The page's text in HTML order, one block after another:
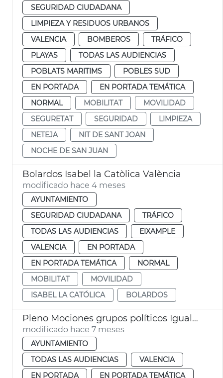
SEGURIDAD CIUDADANA
LIMPIEZA Y RESIDUOS URBANOS
VALENCIA
BOMBEROS
TRÁFICO
PLAYAS
TODAS LAS AUDIENCIAS
POBLATS MARITIMS
POBLES SUD
EN PORTADA
EN PORTADA TEMÁTICA
NORMAL
MOBILITAT
MOVILIDAD
SEGURETAT
SEGURIDAD
LIMPIEZA
NETEJA
NIT DE SANT JOAN
NOCHE DE SAN JUAN
Bolardos Isabel la Catòlica València
modificado hace 4 meses
AYUNTAMIENTO
SEGURIDAD CIUDADANA
TRÁFICO
TODAS LAS AUDIENCIAS
EIXAMPLE
VALENCIA
EN PORTADA
EN PORTADA TEMÁTICA
NORMAL
MOBILITAT
MOVILIDAD
ISABEL LA CATÓLICA
BOLARDOS
Pleno Mociones grupos políticos Igualdad Movilidad
modificado hace 7 meses
AYUNTAMIENTO
TODAS LAS AUDIENCIAS
VALENCIA
EN PORTADA
EN PORTADA TEMÁTICA